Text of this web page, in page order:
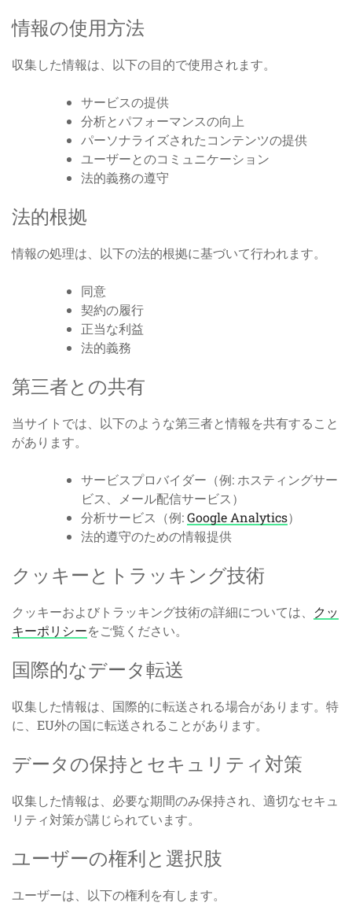
情報の使用方法
収集した情報は、以下の目的で使用されます。
サービスの提供
分析とパフォーマンスの向上
パーソナライズされたコンテンツの提供
ユーザーとのコミュニケーション
法的義務の遵守
法的根拠
情報の処理は、以下の法的根拠に基づいて行われます。
同意
契約の履行
正当な利益
法的義務
第三者との共有
当サイトでは、以下のような第三者と情報を共有すること
があります。
サービスプロバイダー（例: ホスティングサー
ビス、メール配信サービス）
分析サービス（例:Google Analytics）
法的遵守のための情報提供
クッキーとトラッキング技術
クッキーおよびトラッキング技術の詳細については、 クッ
キーポリシーをご覧ください。
国際的なデータ転送
収集した情報は、国際的に転送される場合があります。特
に、EU外の国に転送されることがあります。
データの保持とセキュリティ対策
収集した情報は、必要な期間のみ保持され、適切なセキュ
リティ対策が講じられています。
ユーザーの権利と選択肢
ユーザーは、以下の権利を有します。